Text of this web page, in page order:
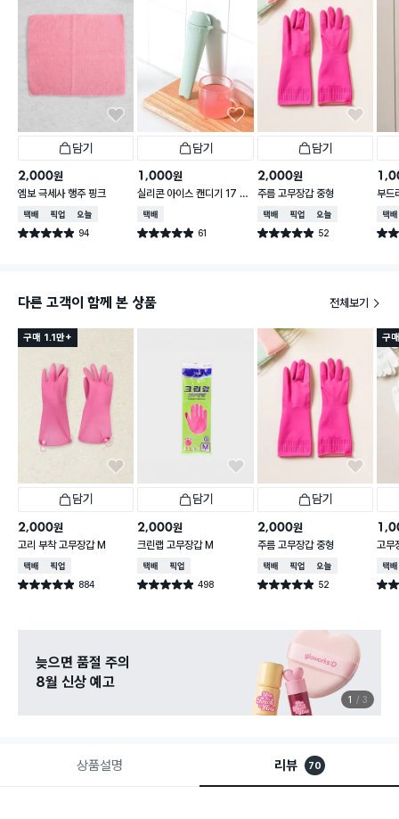
담기
2,000원
엠보 극세사 행주 핑크
택배배송매장픽업오늘배송
별점 4.9점 94
건 작성
담기
1,000원
실리콘 아이스 캔디기 17 X
4 cm
택배배송
별점 4.9점 61
건 작성
담기
2,000원
주름 고무장갑 중형
택배배송매장픽업오늘배송
별점 4.9점 52
건 작성
부드
0
택배
별점
다른 고객이 함께 본 상품 전체보기
구매 1.1만+
담기
2,000원
고리 부착 고무장갑 M
택배배송매장픽업
별점 4.9점 884
건 작성
담기
2,000원
크린랩 고무장갑 M
택배배송매장픽업
별점 4.9점 498
건 작성
담기
2,000원
주름 고무장갑 중형
택배배송매장픽업오늘배송
별점 4.9점 52
건 작성
구
고무
택배
별점
늦으면 품절 주의
8월 신상 예고
1 3
상품설명 리뷰 70